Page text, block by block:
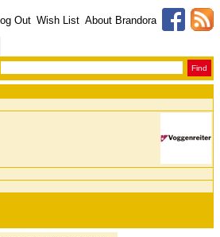
Out Wish List About Brandora
Find